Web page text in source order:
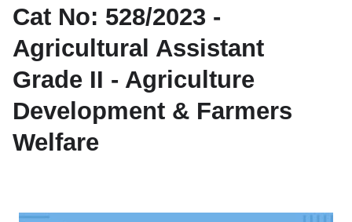
Cat No: 528/2023 -
Agricultural Assistant
Grade II - Agriculture
Development & Farmers
Welfare